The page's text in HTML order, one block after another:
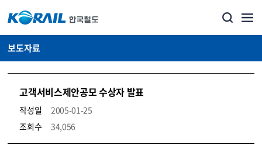
보도자료
고객서비스제안공모 수상자 발표
작성일
2005-01-25
조회수
34,056
뉴스·홍보_보도자료 상세보기 – 내용, 파일, 담당자 연락처로 구성